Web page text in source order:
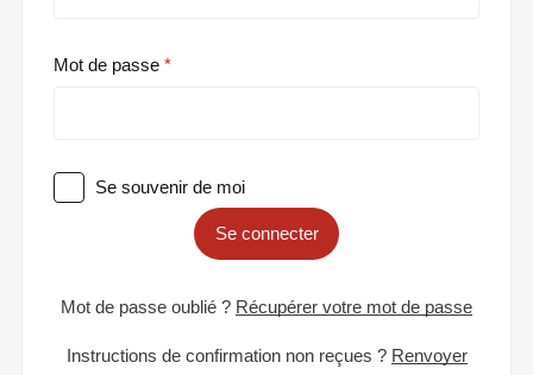
Mot de passe
Se souvenir de moi
Se connecter
Mot de passe oublié ? Récupérer votre mot de passe
Instructions de confirmation non reçues ? Renvoyer